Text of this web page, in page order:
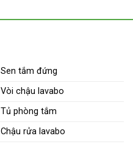
Sen tắm đứng
Vòi chậu lavabo
Tủ phòng tắm
Chậu rửa lavabo